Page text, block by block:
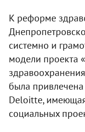
К реформе
системно и
модели проекта
была
Deloitte,
социальных